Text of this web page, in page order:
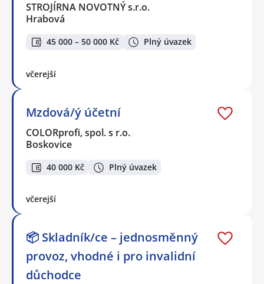
STROJÍRNA NOVOTNÝ s.r.o.
Hrabová
45 000 – 50 000 Kč Plný úvazek
včerejší
Mzdová/ý účetní
COLORprofi, spol. s r.o.
Boskovice
40 000 Kč Plný úvazek
včerejší
📦 Skladník/ce – jednosměnný
provoz, vhodné i pro invalidní
důchodce